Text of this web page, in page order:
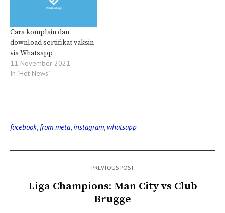
Cara komplain dan
download sertifikat vaksin
via Whatsapp
11 November 2021
In "Hot News"
facebook from meta instagram whatsapp
PREVIOUS POST
Liga Champions: Man City vs Club
Brugge